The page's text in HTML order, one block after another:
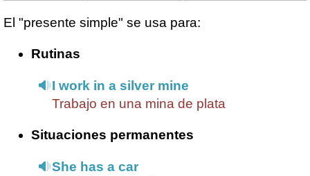
El "presente simple" se usa para:
Rutinas
I work in a silver mine
Trabajo en una mina de plata
Situaciones permanentes
She has a car